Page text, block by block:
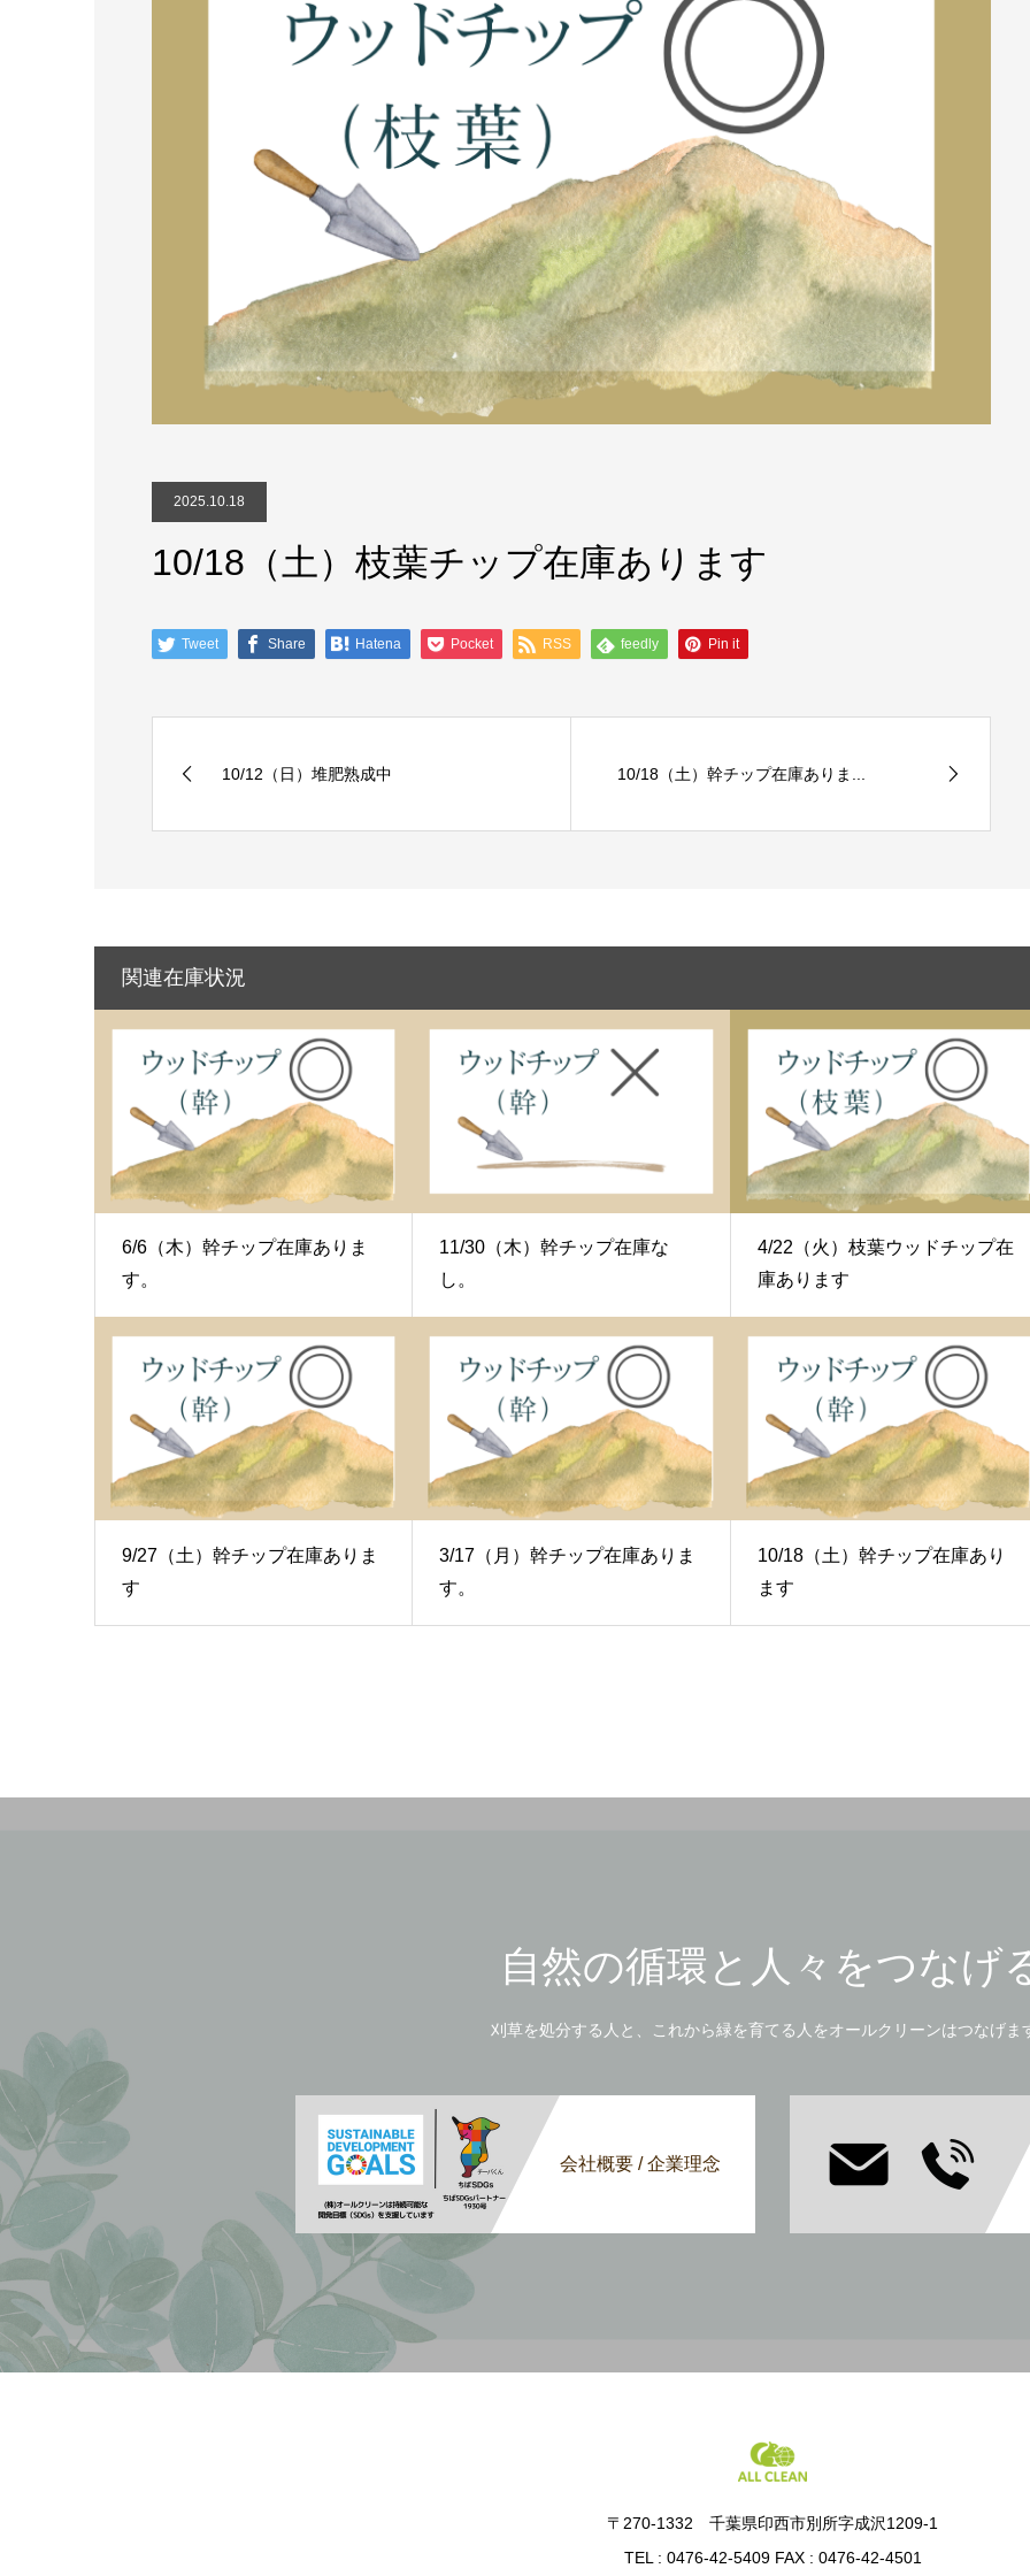
2025.10.18
10/18（土）枝葉チップ在庫あります
Tweet Share Hatena Pocket RSS feedly Pin it
10/12（日）堆肥熟成中 10/18（土）幹チップ在庫ありま...
関連在庫状況
6/6（木）幹チップ在庫ありま
す。
11/30（木）幹チップ在庫な
し。
4/22（火）枝葉ウッドチップ在
庫あります
9/27（土）幹チップ在庫ありま
す
3/17（月）幹チップ在庫ありま
す。
10/18（土）幹チップ在庫あり
ます
自然の循環と人々をつなげ
刈草を処分する人と、これから緑を育てる人をオールクリーンはつなげま
会社概要 / 企業理念
〒270-1332 千葉県印西市別所字成沢1209-1
TEL : 0476-42-5409 FAX : 0476-42-4501